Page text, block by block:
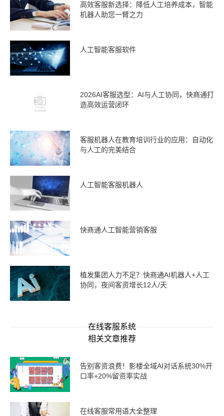
高效客服新选择：降低人工培养成本，智能
机器人助您一臂之力
人工智能客服软件
2026AI客服选型：AI与人工协同，快商通打
造高效运营闭环
客服机器人在教育培训行业的应用：自动化
与人工的完美结合
人工智能客服机器人
快商通人工智能营销客服
植发集团人力不足？快商通AI机器人+人工
协同，夜间客资增长12人/天
在线客服系统
相关文章推荐
告别客资浪费！影楼全域AI对话系统30%开
口率+20%留资率实战
在线客服常用语大全整理